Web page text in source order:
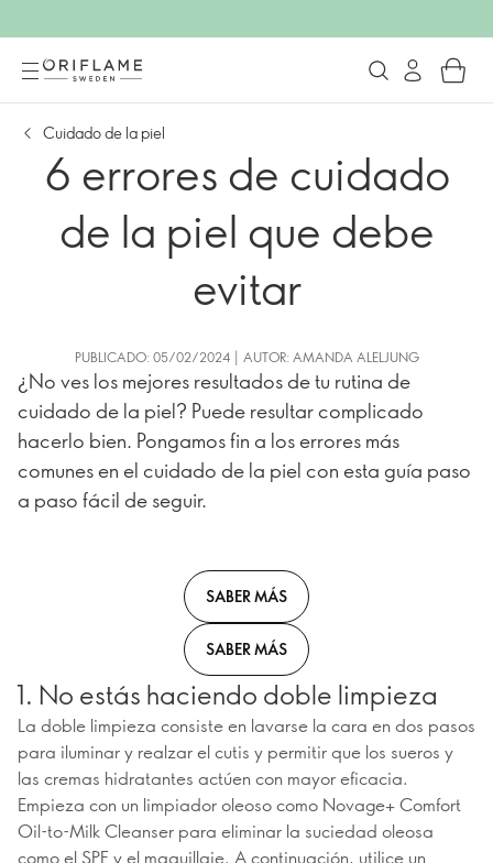
Cuidado de la piel
6 errores de cuidado
de la piel que debe
evitar
PUBLICADO: 05/02/2024 | AUTOR: AMANDA ALELJUNG
¿No ves los mejores resultados de tu rutina de
cuidado de la piel? Puede resultar complicado
hacerlo bien. Pongamos fin a los errores más
comunes en el cuidado de la piel con esta guía paso
a paso fácil de seguir.
SABER MÁS
SABER MÁS
1. No estás haciendo doble limpieza
La doble limpieza consiste en lavarse la cara en dos pasos
para iluminar y realzar el cutis y permitir que los sueros y
las cremas hidratantes actúen con mayor eficacia.
Empieza con un limpiador oleoso como Novage+ Comfort
Oil-to-Milk Cleanser para eliminar la suciedad oleosa
como el SPF y el maquillaje. A continuación, utilice un